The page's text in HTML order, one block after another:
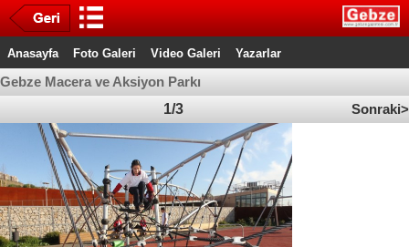
Anasayfa Foto Galeri Video Galeri Yazarlar
Gebze Macera ve Aksiyon Parkı
Sonraki>
1/3